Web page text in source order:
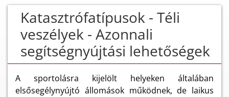
Katasztrófatípusok - Téli
veszélyek - Azonnali
segítségnyújtási lehetőségek
A sportolásra kijelölt helyeken általában
elsősegélynyújtó állomások működnek, de laikus